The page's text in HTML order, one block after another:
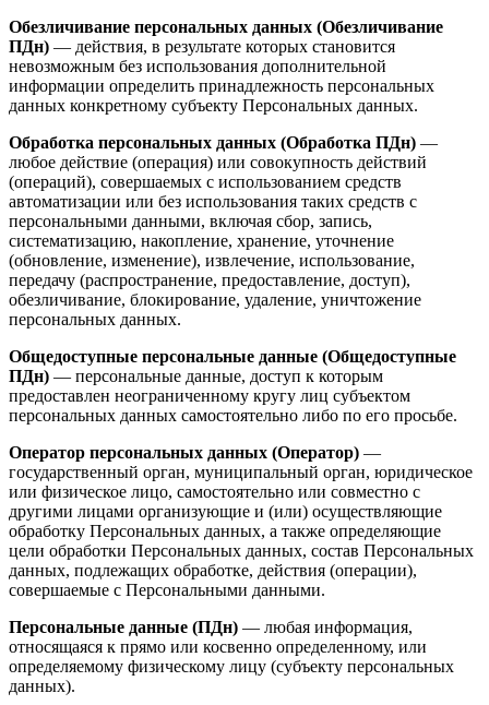
Обезличивание персональных данных (Обезличивание
ПДн) — действия, в результате которых становится
невозможным без использования дополнительной
информации определить принадлежность персональных
данных конкретному субъекту Персональных данных.
Обработка персональных данных (Обработка ПДн) —
любое действие (операция) или совокупность действий
(операций), совершаемых с использованием средств
автоматизации или без использования таких средств с
персональными данными, включая сбор, запись,
систематизацию, накопление, хранение, уточнение
(обновление, изменение), извлечение, использование,
передачу (распространение, предоставление, доступ),
обезличивание, блокирование, удаление, уничтожение
персональных данных.
Общедоступные персональные данные (Общедоступные
ПДн) — персональные данные, доступ к которым
предоставлен неограниченному кругу лиц субъектом
персональных данных самостоятельно либо по его просьбе.
Оператор персональных данных (Оператор) —
государственный орган, муниципальный орган, юридическое
или физическое лицо, самостоятельно или совместно с
другими лицами организующие и (или) осуществляющие
обработку Персональных данных, а также определяющие
цели обработки Персональных данных, состав Персональных
данных, подлежащих обработке, действия (операции),
совершаемые с Персональными данными.
Персональные данные (ПДн) — любая информация,
относящаяся к прямо или косвенно определенному, или
определяемому физическому лицу (субъекту персональных
данных).